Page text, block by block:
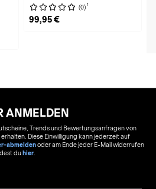
(0) 1
99,95 €
ANMELDEN
Trends und Bewertungsanfragen von
Diese Einwilligung kann jederzeit auf
abmeldenoder am Ende jeder E-Mail widerrufen
duhier